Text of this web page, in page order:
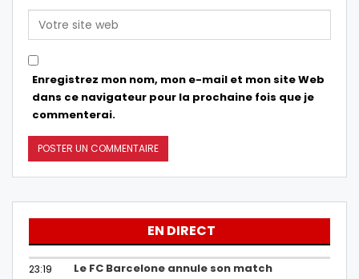
Enregistrez mon nom, mon e-mail et mon site Web
dans ce navigateur pour la prochaine fois que je
commenterai.
EN DIRECT
23:19
Le FC Barcelone annule son match